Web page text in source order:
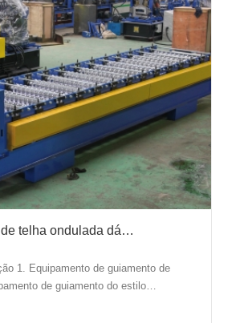
telha ondulada dá…
1. Equipamento de guiamento de
de guiamento do estilo…